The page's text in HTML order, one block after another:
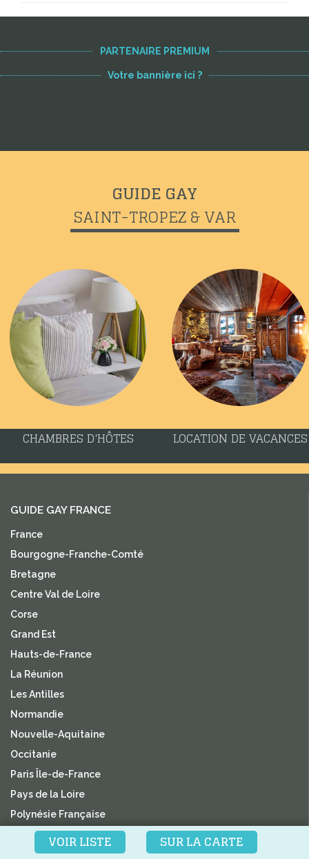
VOIR LISTE SUR LA CARTE
PARTENAIRE PREMIUM
Votre bannière ici ?
GUIDE GAY
SAINT-TROPEZ & VAR
CHAMBRES D'HÔTES LOCATION DE VACANCES
GUIDE GAY FRANCE
France
Bourgogne-Franche-Comté
Bretagne
Centre Val de Loire
Corse
Grand Est
Hauts-de-France
La Réunion
Les Antilles
Normandie
Nouvelle-Aquitaine
Occitanie
Paris Île-de-France
Pays de la Loire
Polynésie Française
Provence-Alpes-Côte d'Azur
Rhône-Alpes-Auvergne